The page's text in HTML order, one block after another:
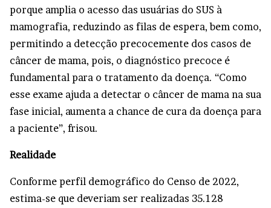
porque amplia o acesso das usuárias do SUS à
mamografia, reduzindo as filas de espera, bem como,
permitindo a detecção precocemente dos casos de
câncer de mama, pois, o diagnóstico precoce é
fundamental para o tratamento da doença. “Como
esse exame ajuda a detectar o câncer de mama na sua
fase inicial, aumenta a chance de cura da doença para
a paciente”, frisou.
Realidade
Conforme perfil demográfico do Censo de 2022,
estima-se que deveriam ser realizadas 35.128